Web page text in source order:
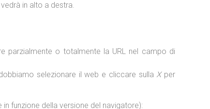
in alto a destra.
parzialmente o totalmente la URL nel campo di
selezionare il web e cliccare sulla Xper
funzione della versione del navigatore):